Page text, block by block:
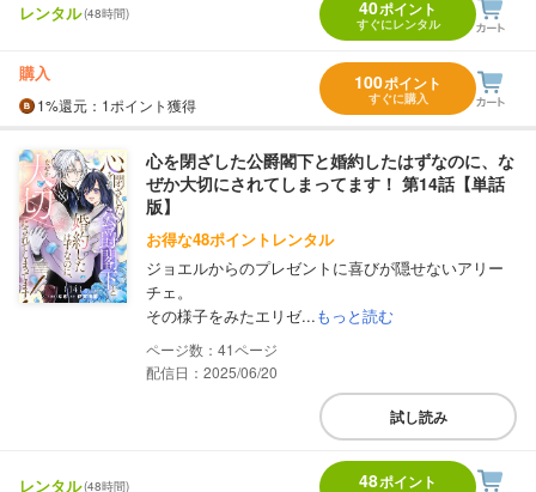
レンタル(48時間) 40ポイント
すぐにレンタル
購入
1%還元 ：1ポイント獲得
100ポイント
すぐに購入
心を閉ざした公爵閣下と婚約したはずなのに、な
ぜか大切にされてしまってます！ 第14話【単話
版】
お得な48ポイントレンタル
ジョエルからのプレゼントに喜びが隠せないアリー
チェ。
その様子をみたエリゼ...もっと読む
41
配信日：2025/06/20
試し読み
レンタル(48時間) 48ポイント